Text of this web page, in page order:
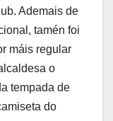
Ademais de
tamén foi
máis regular
o
tempada de
do